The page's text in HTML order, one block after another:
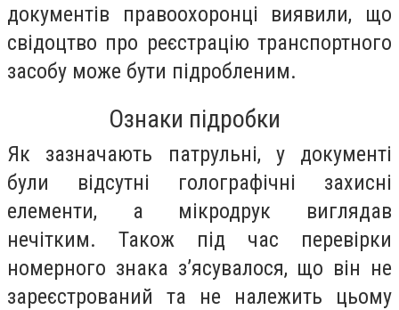
документів правоохоронці виявили, що
свідоцтво про реєстрацію транспортного
засобу може бути підробленим.
Ознаки підробки
Як зазначають патрульні, у документі
були відсутні голографічні захисні
елементи, а мікродрук виглядав
нечітким. Також під час перевірки
номерного знака з’ясувалося, що він не
зареєстрований та не належить цьому